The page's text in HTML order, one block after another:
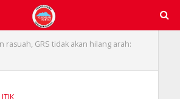
rasuah, GRS tidak akan hilang arah: